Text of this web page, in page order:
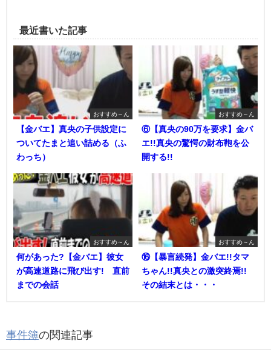
最近書いた記事
おすすめ～ん
【金バエ】真央の子供設定に
ついてたまと追い詰める（ふ
わっち）
おすすめ～ん
⑥【真央の90万を要求】金バ
エ!!真央の驚愕の財布鞄を公
開する!!
おすすめ～ん
何があった?【金バエ】彼女
が高速道路に飛び出す! 直前
までの会話
おすすめ～ん
⑯【暴言続発】金バエ!!タマ
ちゃん!!真央との激突終焉!!
その結末とは・・・
事件簿の関連記事